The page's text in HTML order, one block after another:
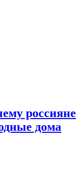
россияне
дома